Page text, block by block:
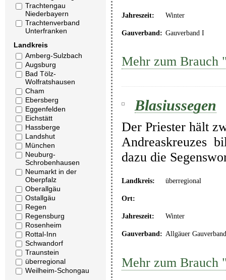
Trachtengau
Niederbayern
Trachtenverband
Unterfranken
Landkreis
Amberg-Sulzbach
Augsburg
Bad Tölz-
Wolfratshausen
Cham
Ebersberg
Eggenfelden
Eichstätt
Hassberge
Landshut
München
Neuburg-
Schrobenhausen
Neumarkt in der
Oberpfalz
Oberallgäu
Ostallgäu
Regen
Regensburg
Rosenheim
Rottal-Inn
Schwandorf
Traunstein
überregional
Weilheim-Schongau
Jahreszeit: Winter
Gauverband: Gauverband I
Mehr zum Brauch
Blasiussegen
Der Priester hält
Andreaskreuzes
dazu die
Landkreis: überregional
Ort:
Jahreszeit: Winter
Gauverband: Allgäuer Gauverband
Mehr zum Brauch